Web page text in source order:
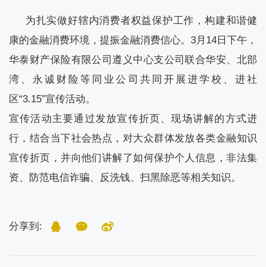
为扎实做好辖内消费者权益保护工作，构建和谐健
康的金融消费环境，提振金融消费信心。3月14日下午，
华泰财产保险有限公司遵义中心支公司联合华安、北部
湾、永诚财险等同业公司共同开展进学校、进社
区“3.15”宣传活动。
宣传活动主要通过发放宣传折页、现场讲解的方式进
行，结合当下社会热点，对大众群体发放各类金融知识
宣传折页，并向他们讲解了如何保护个人信息，非法集
资、防范电信诈骗、反洗钱、扫黑除恶等相关知识。
分享到: